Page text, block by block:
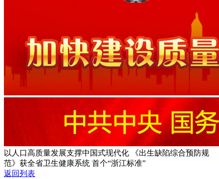
以人口高质量发展支撑中国式现代化 《出生缺陷综合预防规
范》获全省卫生健康系统 首个“浙江标准”
返回列表